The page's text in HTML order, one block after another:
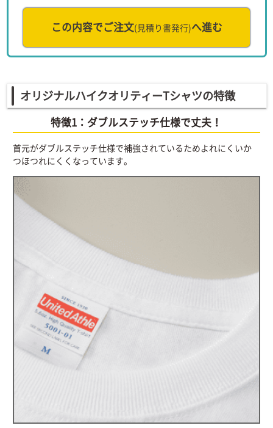
この内容でご注文(見積り書発行)へ進む
オリジナルハイクオリティーTシャツの特徴
特徴1：ダブルステッチ仕様で丈夫！
首元がダブルステッチ仕様で補強されているためよれにくいか
つほつれにくくなっています。